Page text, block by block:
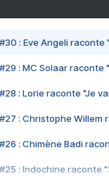
#30 : Eve Angeli
#29 : MC Solaar raconte
#28 : Lorie raconte "Je
#27 : Christophe Willem
#26 : Chimène Badi
#25 : Indochine raconte